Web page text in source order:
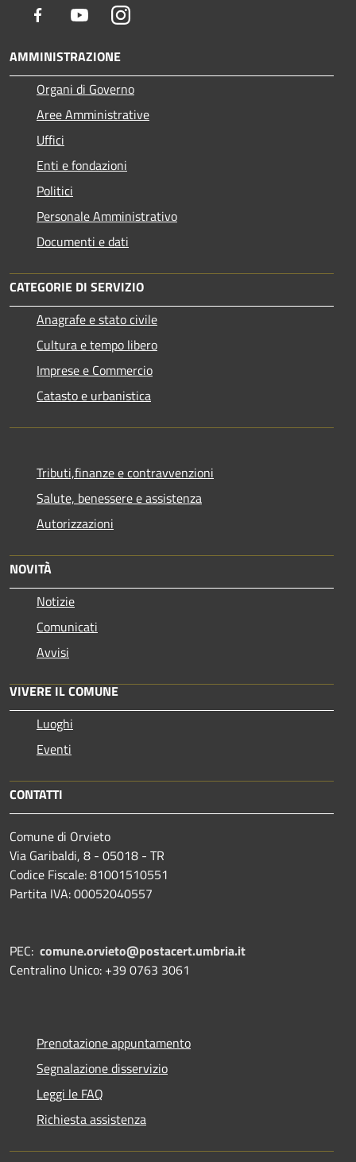
Facebook YoutubeInstagram
AMMINISTRAZIONE
Organi di Governo
Aree Amministrative
Uffici
Enti e fondazioni
Politici
Personale Amministrativo
Documenti e dati
CATEGORIE DI SERVIZIO
Anagrafe e stato civile
Cultura e tempo libero
Imprese e Commercio
Catasto e urbanistica
Tributi,finanze e contravvenzioni
Salute, benessere e assistenza
Autorizzazioni
NOVITÀ
Notizie
Comunicati
Avvisi
VIVERE IL COMUNE
Luoghi
Eventi
CONTATTI
Comune di Orvieto
Via Garibaldi, 8 - 05018 - TR
Codice Fiscale: 81001510551
Partita IVA: 00052040557
PEC: comune.orvieto@postacert.umbria.it
Centralino Unico: +39 0763 3061
Prenotazione appuntamento
Segnalazione disservizio
Leggi le FAQ
Richiesta assistenza